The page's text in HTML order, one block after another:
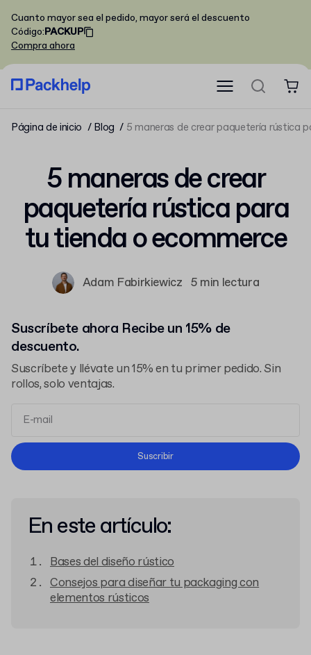
Cuanto mayor sea el pedido, mayor será el descuento
Código:PACKUP
Compra ahora
Página de inicio Blog 5 maneras de crear paquetería rústica
5 maneras de crear
paquetería rústica para
tu tienda o ecommerce
Adam Fabirkiewicz 5 min lectura
Suscríbete ahora Recibe un 15% de
descuento.
Suscríbete y llévate un 15% en tu primer pedido. Sin
rollos, solo ventajas.
Términos y Condiciones
Suscribir
En este artículo:
Bases del diseño rústico
Consejos para diseñar tu packaging con
elementos rústicos